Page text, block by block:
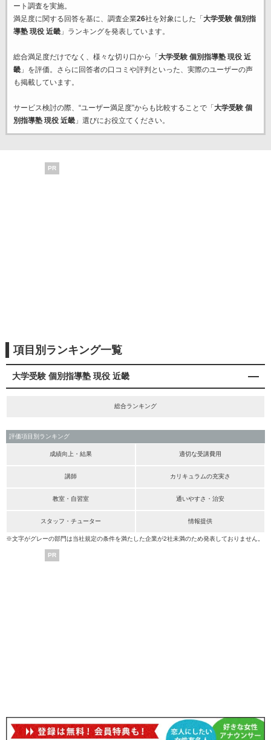
ート調査を実施。
満足度に関する回答を基に、調査企業26社を対象にした「 大学受験 個別指
導塾 現役 近畿」ランキングを発表しています。
総合満足度だけでなく、様々な切り口から「 大学受験 個別指導塾 現役 近
畿」を評価。さらに回答者の口コミや評判といった、実際のユーザーの声
も掲載しています。
サービス検討の際、“ユーザー満足度”からも比較することで「 大学受験 個
別指導塾 現役 近畿」選びにお役立てください。
PR
項目別ランキング一覧
大学受験 個別指導塾 現役 近畿
総合ランキング
評価項目別ランキング
成績向上・結果 適切な受講費用
講師 カリキュラムの充実さ
教室・自習室 通いやすさ・治安
スタッフ・チューター 情報提供
※文字がグレーの部門は当社規定の条件を満たした企業が2社未満のため発表しておりません。
PR